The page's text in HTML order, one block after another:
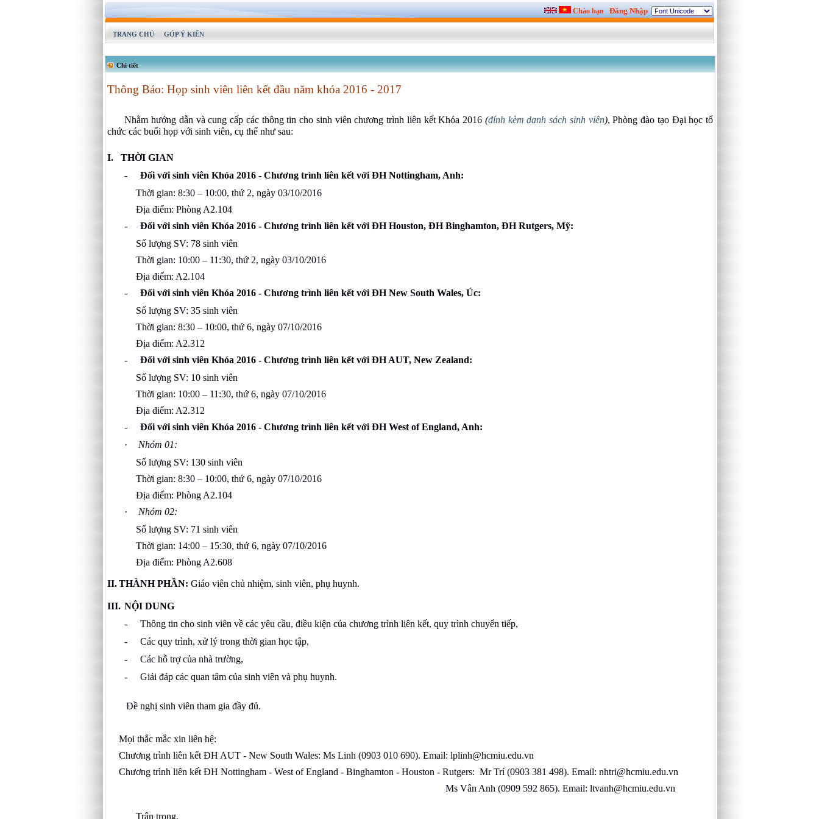
Chào bạn Đăng Nhập
TRANG CHỦ GÓP Ý KIẾN
Chi tiết
Thông Báo: Họp sinh viên liên kết đầu năm khóa 2016 - 2017
Nhằm hướng dẫn và cung cấp các thông tin cho sinh viên chương trình liên kết Khóa 2016 (đính kèm danh sách sinh viên), Phòng đào tạo Đại học tổ
chức các buổi họp với sinh viên, cụ thể như sau:
I.
THỜI GIAN
-
Đối với sinh viên Khóa 2016 - Chương trình liên kết với ĐH Nottingham, Anh:
Thời gian: 8:30 – 10:00, thứ 2, ngày 03/10/2016
Địa điểm: Phòng A2.104
-
Đối với sinh viên Khóa 2016 - Chương trình liên kết với ĐH Houston, ĐH Binghamton, ĐH Rutgers, Mỹ:
Số lượng SV: 78 sinh viên
Thời gian: 10:00 – 11:30, thứ 2, ngày 03/10/2016
Địa điểm: A2.104
-
Đối với sinh viên Khóa 2016 - Chương trình liên kết với ĐH New South Wales, Úc:
Số lượng SV: 35 sinh viên
Thời gian: 8:30 – 10:00, thứ 6, ngày 07/10/2016
Địa điểm: A2.312
-
Đối với sinh viên Khóa 2016 - Chương trình liên kết với ĐH AUT, New Zealand:
Số lượng SV: 10 sinh viên
Thời gian: 10:00 – 11:30, thứ 6, ngày 07/10/2016
Địa điểm: A2.312
-
Đối với sinh viên Khóa 2016 - Chương trình liên kết với ĐH West of England, Anh:
·
Nhóm 01:
Số lượng SV: 130 sinh viên
Thời gian: 8:30 – 10:00, thứ 6, ngày 07/10/2016
Địa điểm: Phòng A2.104
·
Nhóm 02:
Số lượng SV: 71 sinh viên
Thời gian: 14:00 – 15:30, thứ 6, ngày 07/10/2016
Địa điểm: Phòng A2.608
II.THÀNH PHẦN: Giáo viên chủ nhiệm, sinh viên, phụ huynh.
III. NỘI DUNG
-
Thông tin cho sinh viên về các yêu cầu, điều kiện của chương trình liên kết, quy trình chuyển tiếp,
-
Các quy trình, xử lý trong thời gian học tập,
-
Các hỗ trợ của nhà trường,
-
Giải đáp các quan tâm của sinh viên và phụ huynh.
Đề nghị sinh viên tham gia đầy đủ.
Mọi thắc mắc xin liên hệ:
Chương trình liên kết ĐH AUT - New South Wales: Ms Linh (0903 010 690). Email: lplinh@hcmiu.edu.vn
Chương trình liên kết ĐH Nottingham - West of England - Binghamton - Houston - Rutgers: Mr Trí (0903 381 498). Email: nhtri@hcmiu.edu.vn
Ms Vân Anh (0909 592 865). Email: ltvanh@hcmiu.edu.vn
Trân trọng.